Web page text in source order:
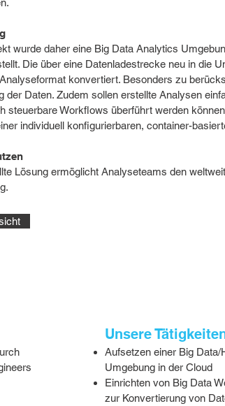
wurde daher eine Big Data Analytics
Die über eine Datenladestrecke neu in die
konvertiert. Besonders zu
der Daten. Zudem sollen erstellte Analysen
steuerbare Workflows überführt werden
individuell konfigurierbaren, container-
Lösung ermöglicht Analyseteams den
Unsere
Aufsetzen einer Big Data/
Umgebung in der Cloud
Einrichten von Big Data
zur Konvertierung von